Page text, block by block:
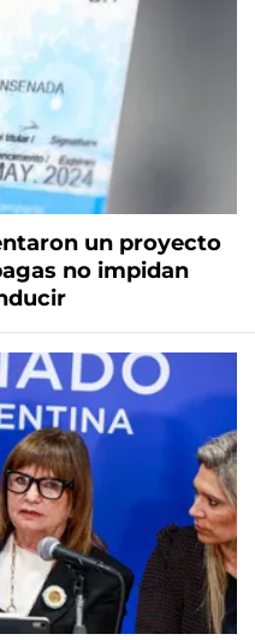
un proyecto
no impidan